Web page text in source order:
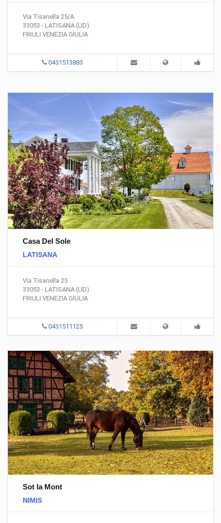
Via Tisanella 25/A
33053 - LATISANA (UD)
FRIULI VENEZIA GIULIA
0431513883
Casa Del Sole
LATISANA
Via Tisanella 25
33053 - LATISANA (UD)
FRIULI VENEZIA GIULIA
0431511125
Sot la Mont
NIMIS